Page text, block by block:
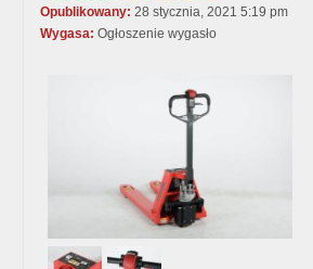
Opublikowany: 28 stycznia, 2021 5:19 pm
Wygasa: Ogłoszenie wygasło